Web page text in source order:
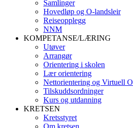
Samlinger
Hovedløp og O-landsleir
Reiseopplegg
NNM
KOMPETANSE/LÆRING
Utøver
Arrangør
Orientering i skolen
Lær orientering
Nettorientering og Virtuell O
Tilskuddsordninger
Kurs og utdanning
KRETSEN
Kretsstyret
Om kretsen